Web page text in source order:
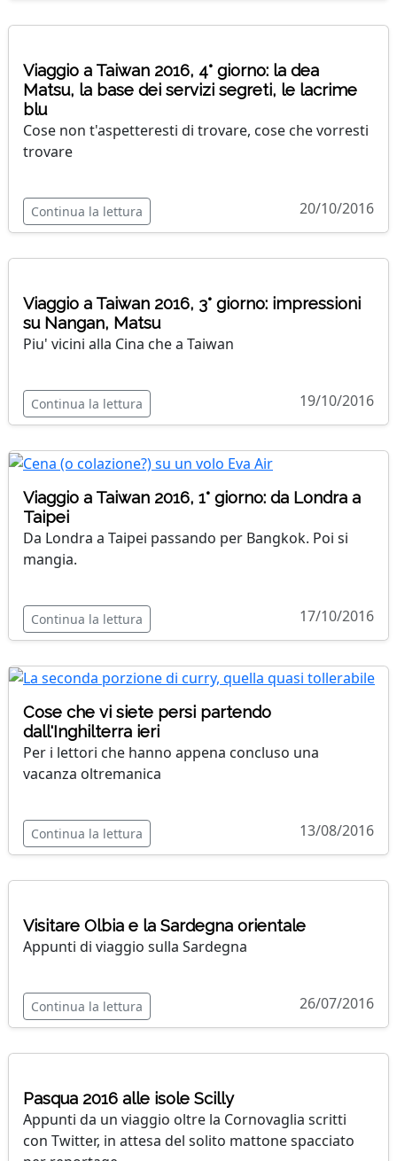
Viaggio a Taiwan 2016, 4° giorno: la dea
Matsu, la base dei servizi segreti, le lacrime
blu
Cose non t'aspetteresti di trovare, cose che vorresti
trovare
Continua la lettura 20/10/2016
Viaggio a Taiwan 2016, 3° giorno: impressioni
su Nangan, Matsu
Piu' vicini alla Cina che a Taiwan
Continua la lettura 19/10/2016
Viaggio a Taiwan 2016, 1° giorno: da Londra a
Taipei
Da Londra a Taipei passando per Bangkok. Poi si
mangia.
Continua la lettura 17/10/2016
Cose che vi siete persi partendo
dall'Inghilterra ieri
Per i lettori che hanno appena concluso una
vacanza oltremanica
Continua la lettura 13/08/2016
Visitare Olbia e la Sardegna orientale
Appunti di viaggio sulla Sardegna
Continua la lettura 26/07/2016
Pasqua 2016 alle isole Scilly
Appunti da un viaggio oltre la Cornovaglia scritti
con Twitter, in attesa del solito mattone spacciato